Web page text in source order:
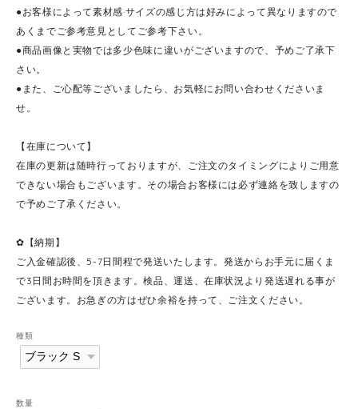
●お客様によって素材感·サイズの感じ方は好みによって異なりますので
あくまでご参考意見としてご参考下さい。
●商品画像と実物では多少色味に違いがございますので、予めご了承下
さい。
●また、ご心配等ございましたら、お気軽にお問い合わせくださいま
せ。
【在庫について】
在庫の更新は随時行っておりますが、ご注文のタイミングによりご用意
できない場合もございます。その場合お客様には必ず連絡を致しますの
で予めご了承ください。
✿【納期】
ご入金確認後、5-7日間程で発送いたします。発送からお手元に届くま
で3日間お時間を頂きます。検品、運送、在庫状況より発送遅れる事が
ございます。お急ぎの方はぜひ余裕を持って、ご注文ください。
種類
数量